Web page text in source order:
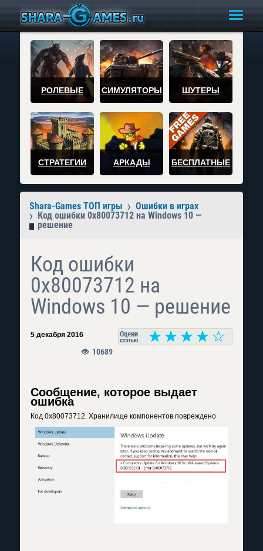
РОЛЕВЫЕ СИМУЛЯТОРЫ ШУТЕРЫ
СТРАТЕГИИ АРКАДЫ БЕСПЛАТНЫЕ
Shara-Games ТОП игры
Ошибки в играх
Код ошибки 0x80073712 на Windows 10 —
решение
Код ошибки
0x80073712 на
Windows 10 — решение
5 декабря 2016
10689
Сообщение, которое выдает
ошибка
Код 0x80073712. Хранилище компонентов повреждено